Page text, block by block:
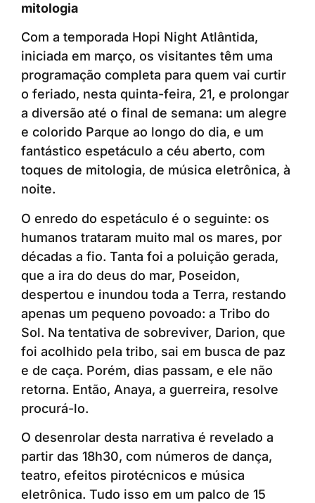
mitologia
Com a temporada Hopi Night Atlântida,
iniciada em março, os visitantes têm uma
programação completa para quem vai curtir
o feriado, nesta quinta-feira, 21, e prolongar
a diversão até o final de semana: um alegre
e colorido Parque ao longo do dia, e um
fantástico espetáculo a céu aberto, com
toques de mitologia, de música eletrônica, à
noite.
O enredo do espetáculo é o seguinte: os
humanos trataram muito mal os mares, por
décadas a fio. Tanta foi a poluição gerada,
que a ira do deus do mar, Poseidon,
despertou e inundou toda a Terra, restando
apenas um pequeno povoado: a Tribo do
Sol. Na tentativa de sobreviver, Darion, que
foi acolhido pela tribo, sai em busca de paz
e de caça. Porém, dias passam, e ele não
retorna. Então, Anaya, a guerreira, resolve
procurá-lo.
O desenrolar desta narrativa é revelado a
partir das 18h30, com números de dança,
teatro, efeitos pirotécnicos e música
eletrônica. Tudo isso em um palco de 15